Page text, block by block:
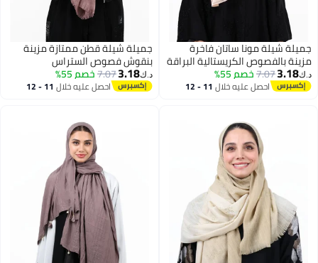
جميلة شيلة مونا ساتان فاخرة
مزينة بالفصوص الكريستالية البراقة
(بيج فاتح / شامبين)
د.ك‏3.18
7.07خصم 55%
احصل عليه خلال 11 - 12
جميلة شيلة قطن ممتازة مزينة
بنقوش فصوص الستراس
الكريستالية (توب كلاسيكي)
د.ك‏3.18
7.07خصم 55%
احصل عليه خلال 11 - 12